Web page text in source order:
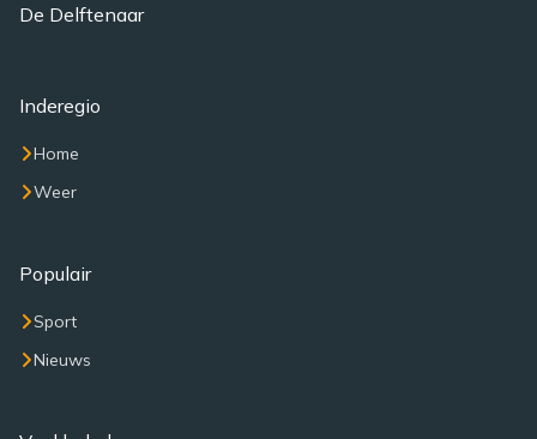
De Delftenaar
Inderegio
Home
Weer
Populair
Sport
Nieuws